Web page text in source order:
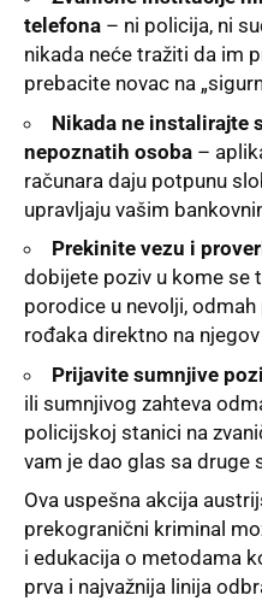
telefona – ni policija, ni
nikada neće tražiti da im
prebacite novac na
Nikada ne instalirajte
nepoznatih osoba –
računara daju potpunu
upravljaju vašim
Prekinite vezu i
dobijete poziv u kome se
porodice u nevolji,
rođaka direktno na
Prijavite sumnjive
ili sumnjivog zahteva
policijskoj stanici na
vam je dao glas sa druge
Ova uspešna akcija
prekogranični kriminal
i edukacija o metodama
prva i najvažnija linija